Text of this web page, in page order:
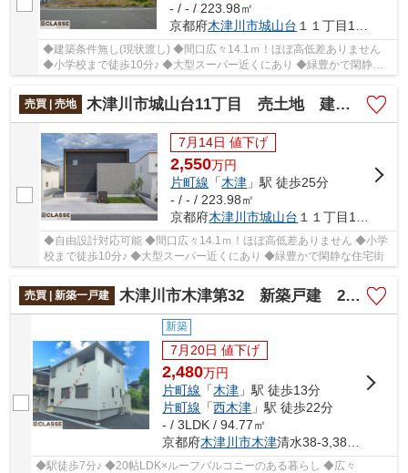
- / - / 223.98㎡
京都府木津川市城山台 １１丁目11-10
◆建築条件無し(現状渡し) ◆間口広々14.1ｍ！ほぼ高低差ありません
◆小学校まで徒歩10分♪ ◆大型スーパー近くにあり ◆緑豊かで閑静な
売買 | 売地
木津川市城山台11丁目 売土地 建築条件付き
7月14日 値下げ
2,550万円
片町線 「木津 」駅 徒歩25分
- / - / 223.98㎡
京都府木津川市城山台 １１丁目11-10
◆自由設計対応可能 ◆間口広々14.1ｍ！ほぼ高低差ありません ◆小学
校まで徒歩10分♪ ◆大型スーパー近くにあり ◆緑豊かで閑静な住宅街
売買 | 新築一戸建 木津川市木津第32 新築戸建 2区画・1号棟
新築
7月20日 値下げ
2,480万円
片町線 「木津 」駅 徒歩13分
片町線 「西木津 」駅 徒歩22分
- / 3LDK / 94.77㎡
京都府木津川市木津清水38-3,38-4の一部
◆駅徒歩7分♪ ◆20帖LDK×ルーフバルコニーのある暮らし ◆広々